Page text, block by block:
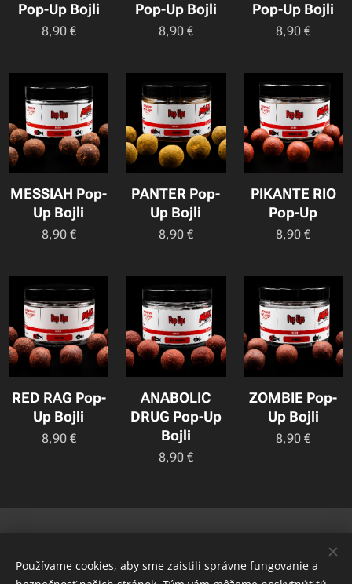
Pop-Up Bojli
8,90€
Pop-Up Bojli
8,90€
Pop-Up Bojli
8,90 €
MESSIAH Pop-
Up Bojli
8,90€
PANTER Pop-
Up Bojli
8,90€
PIKANTE RIO
Pop-Up
8,90 €
RED RAG Pop-
Up Bojli
8,90€
ANABOLIC
DRUG Pop-Up
Bojli
8,90€
ZOMBIE Pop-
Up Bojli
8,90 €
www.maxcarp.sk
Používame cookies, aby sme zaistili správne fungovanie a